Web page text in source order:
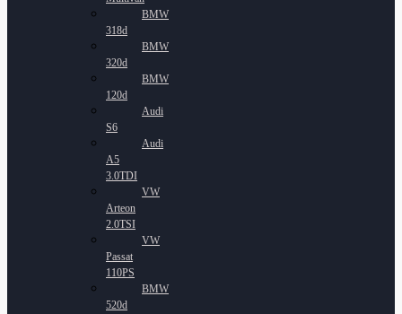
BMW
318d
BMW
320d
BMW
120d
Audi
S6
Audi
A5
3.0TDI
VW
Arteon
2.0TSI
VW
Passat
110PS
BMW
520d